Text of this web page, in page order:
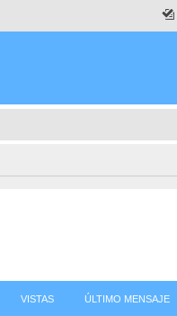
VISTAS ÚLTIMO MENSAJE